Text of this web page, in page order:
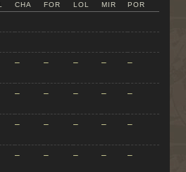
CHA FOR LOL MIR POR
– – – – –
– – – – –
– – – – –
– – – – –